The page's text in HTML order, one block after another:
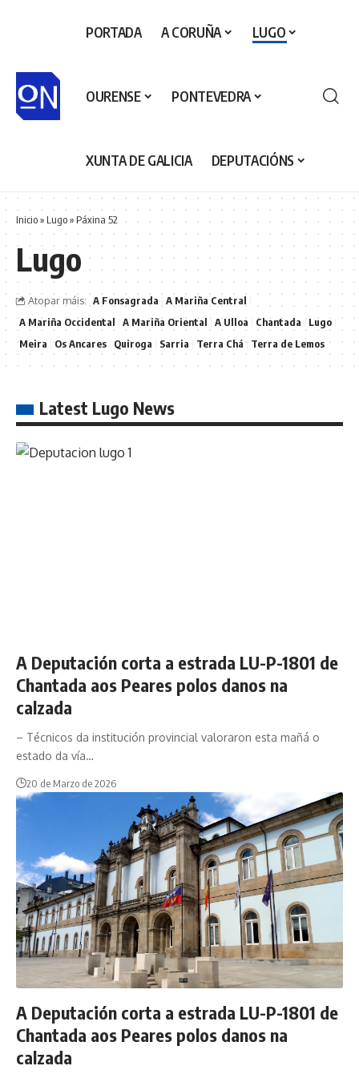
PORTADA A CORUÑA LUGO
OURENSE PONTEVEDRA
XUNTA DE GALICIA DEPUTACIÓNS
Inicio» Lugo» Páxina 52
Lugo
Atopar máis: A Fonsagrada
A Mariña Central
A Mariña Occidental
A Mariña Oriental A Ulloa Chantada
Lugo
Meira
Os Ancares Quiroga Sarria Terra Chá Terra de Lemos
Latest Lugo News
A Deputación corta a estrada LU-P-1801 de
Chantada aos Peares polos danos na
calzada
– Técnicos da institución provincial valoraron esta mañá o
estado da vía…
20 de Marzo de 2026
A Deputación corta a estrada LU-P-1801 de
Chantada aos Peares polos danos na
calzada